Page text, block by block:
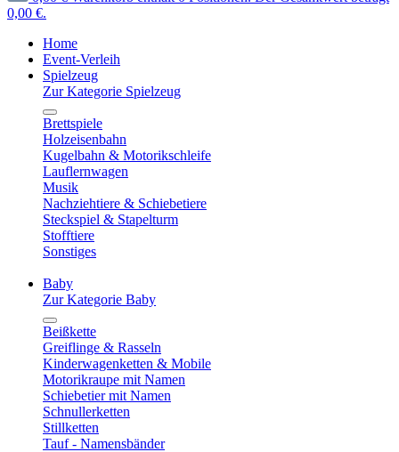
0,00 €.
Home
Event-Verleih
Spielzeug
Zur Kategorie Spielzeug
Brettspiele
Holzeisenbahn
Kugelbahn & Motorikschleife
Lauflernwagen
Musik
Nachziehtiere & Schiebetiere
Steckspiel & Stapelturm
Stofftiere
Sonstiges
Baby
Zur Kategorie Baby
Beißkette
Greiflinge & Rasseln
Kinderwagenketten & Mobile
Motorikraupe mit Namen
Schiebetier mit Namen
Schnullerketten
Stillketten
Tauf - Namensbänder